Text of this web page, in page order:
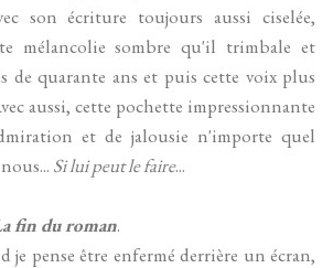
son écriture toujours aussi ciselée,
mélancolie sombre qu'il trimbale et
de quarante ans et puis cette voix plus
aussi, cette pochette impressionnante
et de jalousie n'importe quel
Si lui peut le faire...
fin du roman.
je pense être enfermé derrière un écran,